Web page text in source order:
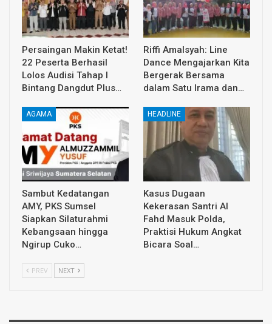
Persaingan Makin Ketat!
22 Peserta Berhasil
Lolos Audisi Tahap I
Bintang Dangdut Plus…
Riffi Amalsyah: Line
Dance Mengajarkan Kita
Bergerak Bersama
dalam Satu Irama dan…
AGAMA
Sambut Kedatangan
AMY, PKS Sumsel
Siapkan Silaturahmi
Kebangsaan hingga
Ngirup Cuko…
HEADLINE
Kasus Dugaan
Kekerasan Santri Al
Fahd Masuk Polda,
Praktisi Hukum Angkat
Bicara Soal…
PREV NEXT